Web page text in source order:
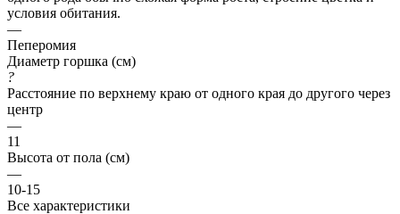
условия обитания.
—
Пеперомия
Диаметр горшка (см)
?
Расстояние по верхнему краю от одного края до другого через
центр
—
11
Высота от пола (см)
—
10-15
Все характеристики